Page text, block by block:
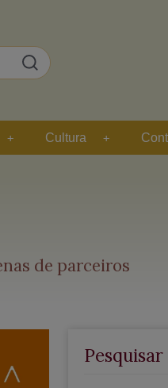
Cultura
de parceiros